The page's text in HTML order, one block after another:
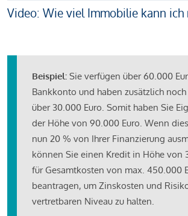
Video: Wie viel Immobilie kann ich
Beispiel: Sie verfügen über 60.000
Bankkonto und haben zusätzlich
über 30.000 Euro. Somit haben Sie
der Höhe von 90.000 Euro. Wenn
nun 20 % von Ihrer Finanzierung
können Sie einen Kredit in Höhe von
für Gesamtkosten von max. 450.000
beantragen, um Zinskosten und
vertretbaren Niveau zu halten.